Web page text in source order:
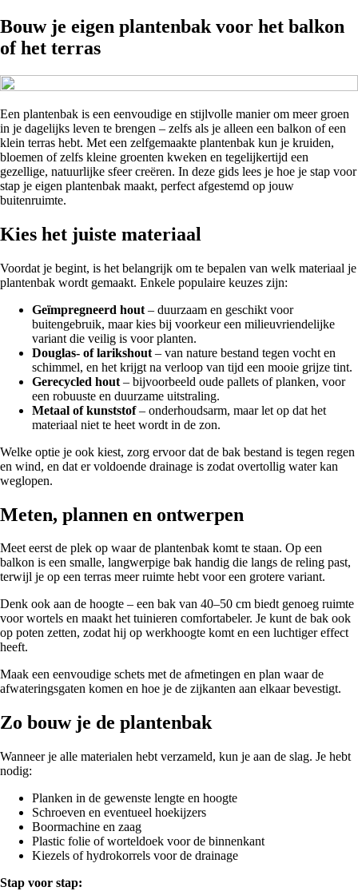
Bouw je eigen plantenbak voor het balkon
of het terras
Een plantenbak is een eenvoudige en stijlvolle manier om meer groen
in je dagelijks leven te brengen – zelfs als je alleen een balkon of een
klein terras hebt. Met een zelfgemaakte plantenbak kun je kruiden,
bloemen of zelfs kleine groenten kweken en tegelijkertijd een
gezellige, natuurlijke sfeer creëren. In deze gids lees je hoe je stap voor
stap je eigen plantenbak maakt, perfect afgestemd op jouw
buitenruimte.
Kies het juiste materiaal
Voordat je begint, is het belangrijk om te bepalen van welk materiaal je
plantenbak wordt gemaakt. Enkele populaire keuzes zijn:
Geïmpregneerd hout – duurzaam en geschikt voor
buitengebruik, maar kies bij voorkeur een milieuvriendelijke
variant die veilig is voor planten.
Douglas- of larikshout – van nature bestand tegen vocht en
schimmel, en het krijgt na verloop van tijd een mooie grijze tint.
Gerecycled hout – bijvoorbeeld oude pallets of planken, voor
een robuuste en duurzame uitstraling.
Metaal of kunststof– onderhoudsarm, maar let op dat het
materiaal niet te heet wordt in de zon.
Welke optie je ook kiest, zorg ervoor dat de bak bestand is tegen regen
en wind, en dat er voldoende drainage is zodat overtollig water kan
weglopen.
Meten, plannen en ontwerpen
Meet eerst de plek op waar de plantenbak komt te staan. Op een
balkon is een smalle, langwerpige bak handig die langs de reling past,
terwijl je op een terras meer ruimte hebt voor een grotere variant.
Denk ook aan de hoogte – een bak van 40–50 cm biedt genoeg ruimte
voor wortels en maakt het tuinieren comfortabeler. Je kunt de bak ook
op poten zetten, zodat hij op werkhoogte komt en een luchtiger effect
heeft.
Maak een eenvoudige schets met de afmetingen en plan waar de
afwateringsgaten komen en hoe je de zijkanten aan elkaar bevestigt.
Zo bouw je de plantenbak
Wanneer je alle materialen hebt verzameld, kun je aan de slag. Je hebt
nodig:
Planken in de gewenste lengte en hoogte
Schroeven en eventueel hoekijzers
Boormachine en zaag
Plastic folie of worteldoek voor de binnenkant
Kiezels of hydrokorrels voor de drainage
Stap voor stap: